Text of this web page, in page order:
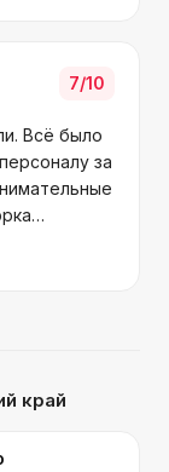
7/10
Всё было
за
магазины
вино тоже
край